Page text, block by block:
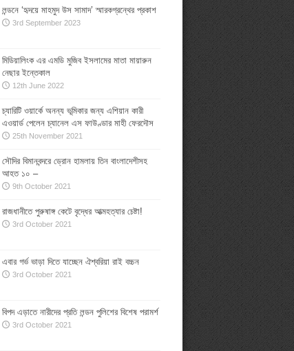
লন্ডনে ‘হৃদয়ে মাহমুদ উস সামাদ’ স্মারকগ্রন্থের প্রকাশ
3rd September 2023
মিডিয়ালিংক এর এমডি মুজিব ইসলামের মাতা মায়ারুন
নেছার ইন্তেকাল
12th June 2022
চ্যারিটি ওয়ার্কে অনন্য ভূমিকার জন্য এশিয়ান কারী
এওয়ার্ড পেলেন চ্যানেল এস ফাউণ্ডার মাহী ফেরদৌস
25th November 2021
সৌদির বিমানবন্দরে ড্রোন হামলায় তিন বাংলাদেশীসহ
আহত ১০ –
9th October 2021
রাজধানীতে পুরুষাঙ্গ কেটে বৃদ্ধের আত্মহত্যার চেষ্টা!
3rd October 2021
এবার গর্ভ ভাড়া দিতে যাচ্ছেন ঐশ্বরিয়া রাই বচ্চন
3rd October 2021
বিপদ এড়াতে নারীদের প্রতি লন্ডন পুলিশের বিশেষ পরামর্শ
3rd October 2021